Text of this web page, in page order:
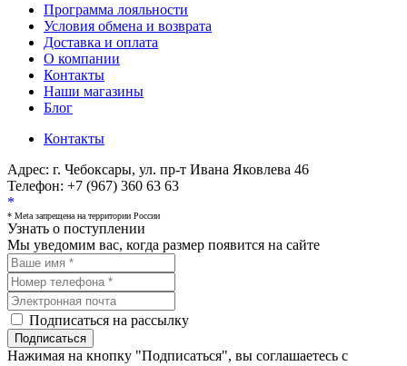
Программа лояльности
Условия обмена и возврата
Доставка и оплата
О компании
Контакты
Наши магазины
Блог
Контакты
Адрес: г. Чебоксары, ул. пр-т Ивана Яковлева 46
Телефон: +7 (967) 360 63 63
*
* Meta запрещена на территории России
Узнать о поступлении
Мы уведомим вас, когда размер появится на сайте
Подписаться на рассылку
Подписаться
Нажимая на кнопку "Подписаться", вы соглашаетесь с